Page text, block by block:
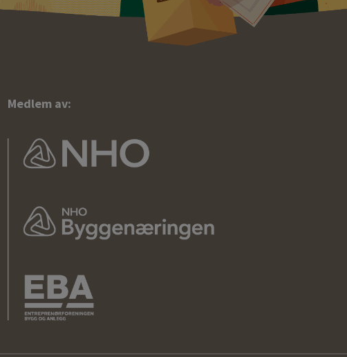
Medlem av: